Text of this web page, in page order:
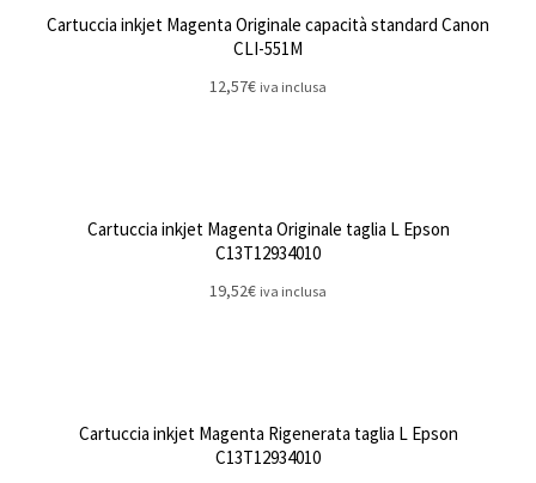
Cartuccia inkjet Magenta Originale capacità standard Canon
CLI-551M
12,57€ iva inclusa
Cartuccia inkjet Magenta Originale taglia L Epson
C13T12934010
19,52€ iva inclusa
Cartuccia inkjet Magenta Rigenerata taglia L Epson
C13T12934010